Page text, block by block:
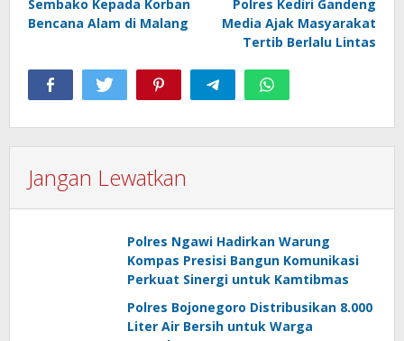
Sembako Kepada Korban
Bencana Alam di Malang
Polres Kediri Gandeng
Media Ajak Masyarakat
Tertib Berlalu Lintas
Jangan Lewatkan
Polres Ngawi Hadirkan Warung
Kompas Presisi Bangun Komunikasi
Perkuat Sinergi untuk Kamtibmas
Polres Bojonegoro Distribusikan 8.000
Liter Air Bersih untuk Warga